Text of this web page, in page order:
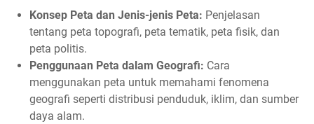
Konsep Peta dan Jenis-jenis Peta: Penjelasan
tentang peta topografi, peta tematik, peta fisik, dan
peta politis.
Penggunaan Peta dalam Geografi: Cara
menggunakan peta untuk memahami fenomena
geografi seperti distribusi penduduk, iklim, dan sumber
daya alam.